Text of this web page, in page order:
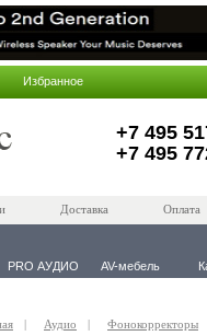
Избранное
+7 495
+7 495
Доставка Оплата
PRO АУДИО AV-мебель
Аудио Фонокорректоры